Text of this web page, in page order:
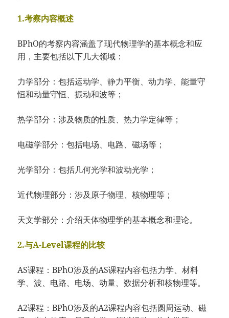
1.考察内容概述
BPhO的考察内容涵盖了现代物理学的基本概念和应
用，主要包括以下几大领域：
力学部分：包括运动学、静力平衡、动力学、能量守
恒和动量守恒、振动和波等；
热学部分：涉及物质的性质、热力学定律等；
电磁学部分：包括电场、电路、磁场等；
光学部分：包括几何光学和波动光学；
近代物理部分：涉及原子物理、核物理等；
天文学部分：介绍天体物理学的基本概念和理论。
2.与A-Level课程的比较
AS课程：BPhO涉及的AS课程内容包括力学、材料
学、波、电路、电场、动量、数据分析和核物理等。
A2课程：BPhO涉及的A2课程内容包括圆周运动、磁